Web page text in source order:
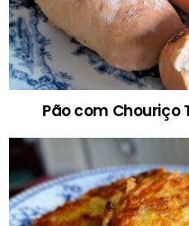
Pão com Chouriço